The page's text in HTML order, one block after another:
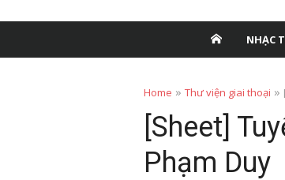
NHẠC
Home » Thư viện giai thoại »
[Sheet]
Phạm Duy